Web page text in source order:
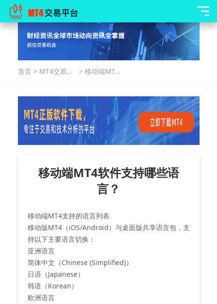
首页 > MT4交易指
> 移动端MT4
移动端MT4软件支持哪些语
言？
移动端MT4支持的语言列表
移动版MT4（iOS/Android）与桌面版共享语言包，支
持以下主要语言切换：
‌亚洲语言‌
简体中文（Chinese (Simplified)）
日语（Japanese）
韩语（Korean）
‌欧洲语言‌